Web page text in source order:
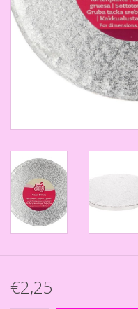
Merken
€2,25